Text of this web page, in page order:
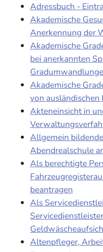
Adressbuch -
Akademische
Anerkennung der
Akademische
bei anerkannten
Akademische
von
Akteneinsicht in
Allgemein
Abendrealschule
Als berechtigte
beantragen
Als
Altenpfleger,